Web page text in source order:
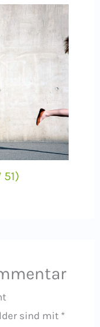
sind mit *